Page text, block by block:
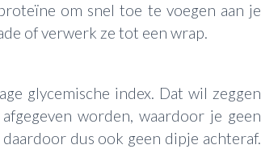
om snel toe te voegen aan je
of verwerk ze tot een wrap.
glycemische index. Dat wil zeggen
worden, waardoor je geen
dus ook geen dipje achteraf.